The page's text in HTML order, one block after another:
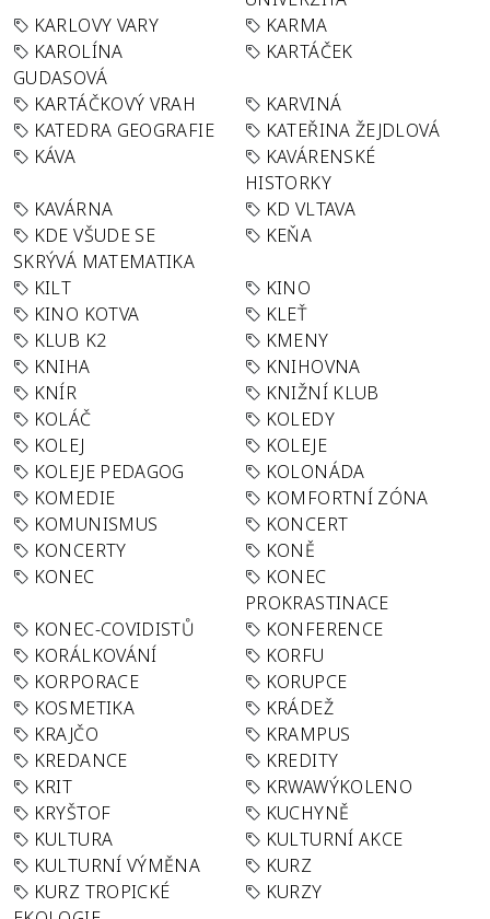
KARLOVY VARY
KARMA
KAROLÍNA
GUDASOVÁ
KARTÁČEK
KARTÁČKOVÝ VRAH
KARVINÁ
KATEDRA GEOGRAFIE
KATEŘINA ŽEJDLOVÁ
KÁVA
KAVÁRENSKÉ
HISTORKY
KAVÁRNA
KD VLTAVA
KDE VŠUDE SE
SKRÝVÁ MATEMATIKA
KEŇA
KILT
KINO
KINO KOTVA
KLEŤ
KLUB K2
KMENY
KNIHA
KNIHOVNA
KNÍR
KNIŽNÍ KLUB
KOLÁČ
KOLEDY
KOLEJ
KOLEJE
KOLEJE PEDAGOG
KOLONÁDA
KOMEDIE
KOMFORTNÍ ZÓNA
KOMUNISMUS
KONCERT
KONCERTY
KONĚ
KONEC
KONEC
PROKRASTINACE
KONEC-COVIDISTŮ
KONFERENCE
KORÁLKOVÁNÍ
KORFU
KORPORACE
KORUPCE
KOSMETIKA
KRÁDEŽ
KRAJČO
KRAMPUS
KREDANCE
KREDITY
KRIT
KRWAWÝKOLENO
KRYŠTOF
KUCHYNĚ
KULTURA
KULTURNÍ AKCE
KULTURNÍ VÝMĚNA
KURZ
KURZ TROPICKÉ
KURZY